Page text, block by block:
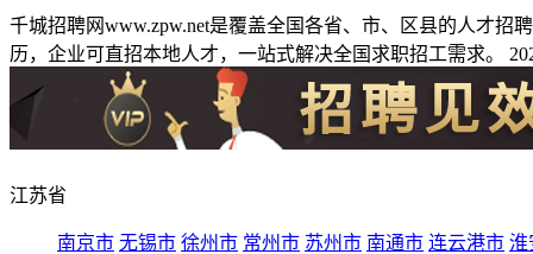
千城招聘网www.zpw.net是覆盖全国各省、市、区县的人才
历，企业可直招本地人才，一站式解决全国求职招工需求。
江苏省
南京市 无锡市 徐州市 常州市 苏州市 南通市 连云港市 淮